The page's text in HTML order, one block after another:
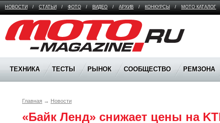
НОВОСТИ / СТАТЬИ / ФОТО / ВИДЕО / АРХИВ / КОНКУРСЫ / МОТО КАТАЛОГ
Moto Magazine
ТЕХНИКА ТЕСТЫ РЫНОК СООБЩЕСТВО РЕМЗОНА
Главная → Новости
«Байк Ленд» снижает цены на